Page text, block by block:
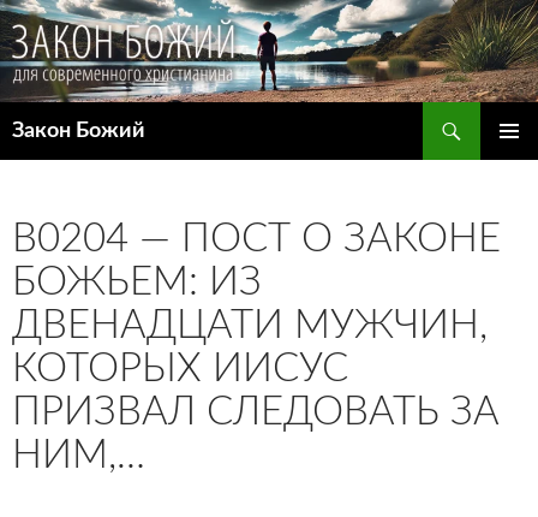
Закон Божий
B0204 — ПОСТ О ЗАКОНЕ
БОЖЬЕМ: ИЗ
ДВЕНАДЦАТИ МУЖЧИН,
КОТОРЫХ ИИСУС
ПРИЗВАЛ СЛЕДОВАТЬ ЗА
НИМ,…